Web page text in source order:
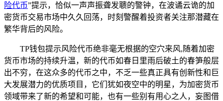
险代币”提示，恰似一声声振聋发聩的警钟，在波谲云诡的加
密货币交易市场中久久回荡，时刻警醒着投资者关注那潜藏在
繁华背后的风险。
TP钱包提示风险代币绝非毫无根据的空穴来风,随着加密
货币市场的持续升温，新的代币如春日里雨后破土的春笋般层
出不穷，在这众多的代币之中，不乏一些真正具有创新性和巨
大发展潜力的优质项目，它们犹如夜空中的明星，为加密货币
领域带来了新的希望和可能，也有一些别有用心之人，妄图借